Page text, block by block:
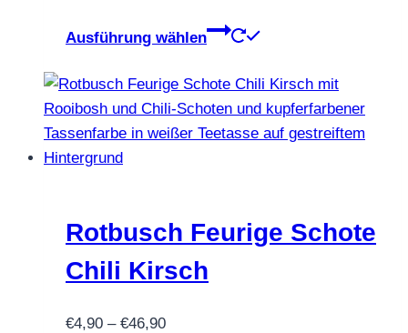
Ausführung wählen
Dieses
weist
mehrere
Varianten
können
auf
Rotbusch Feurige Schote
Chili Kirsch
€4,90 – €46,90Preisspanne: